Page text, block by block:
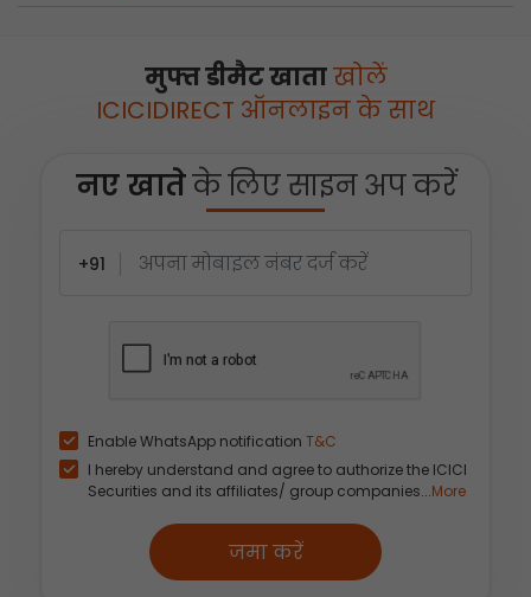
मुफ्त डीमैट खाताखोलें
ICICIDIRECT ऑनलाइन के साथ
नए खातेके लिए साइन अप करें
+91
Enable WhatsApp notification T&C
I hereby understand and agree to authorize the ICICI
Securities and its affiliates/ group companies...More
जमा करें